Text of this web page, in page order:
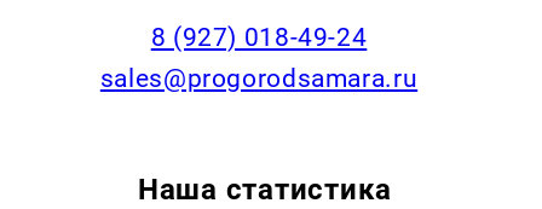
8 (927) 018-49-24
sales@progorodsamara.ru
Наша статистика